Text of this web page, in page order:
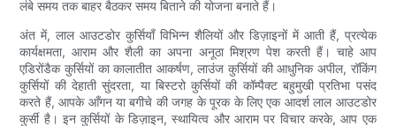
लंबे समय तक बाहर बैठकर समय बिताने की योजना बनाते हैं।
अंत में, लाल आउटडोर कुर्सियाँ विभिन्न शैलियों और डिज़ाइनों में आती हैं, प्रत्येक
कार्यक्षमता, आराम और शैली का अपना अनूठा मिश्रण पेश करती हैं। चाहे आप
एडिरोंडैक कुर्सियों का कालातीत आकर्षण, लाउंज कुर्सियों की आधुनिक अपील, रॉकिंग
कुर्सियों की देहाती सुंदरता, या बिस्टरो कुर्सियों की कॉम्पैक्ट बहुमुखी प्रतिभा पसंद
करते हैं, आपके आँगन या बगीचे की जगह के पूरक के लिए एक आदर्श लाल आउटडोर
कुर्सी है। इन कुर्सियों के डिज़ाइन, स्थायित्व और आराम पर विचार करके, आप एक